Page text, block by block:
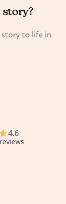
story?
story to life in